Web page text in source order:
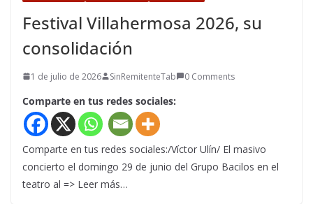
Festival Villahermosa 2026, su
consolidación
1 de julio de 2026 SinRemitenteTab 0 Comments
Comparte en tus redes sociales:
Comparte en tus redes sociales:/Víctor Ulín/ El masivo
concierto el domingo 29 de junio del Grupo Bacilos en el
teatro al => Leer más…